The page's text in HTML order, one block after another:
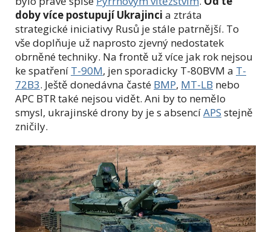
doby více postupují Ukrajinci a ztráta
strategické iniciativy Rusů je stále patrnější. To
vše doplňuje už naprosto zjevný nedostatek
obrněné techniky. Na frontě už více jak rok nejsou
ke spatření T-90M, jen sporadicky T-80BVM a T-
72B3. Ještě donedávna časté BMP, MT-LB nebo
APC BTR také nejsou vidět. Ani by to nemělo
smysl, ukrajinské drony by je s absencíAPS stejně
zničily.